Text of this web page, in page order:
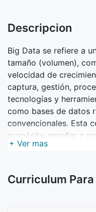
+ Ver mas
Descripcion
Big Data se refiere a
tamaño (volumen),
velocidad de
captura, gestión,
tecnologías y
como bases de datos
convencionales. Esta
propósito enseñar a
identificar los
que pueden ser
Curriculum